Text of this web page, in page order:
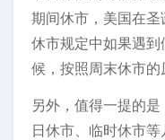
期间休市，美国在
休市规定中如果遇
候，按照周末休市的
另外，值得一提的
日休市、临时休市